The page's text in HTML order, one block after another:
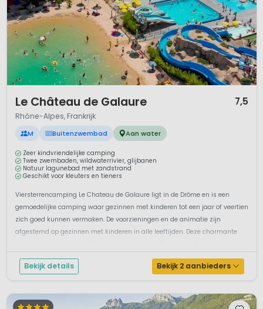
Le Château de Galaure 7,5
Rhône-Alpes, Frankrijk
M Buitenzwembad Aan water
Zeer kindvriendelijke camping
Twee zwembaden, wildwaterrivier, glijbanen
Natuur lagunebad met zandstrand
Geschikt voor kleuters en tieners
Viersterrencamping Le Chateau de Galaure ligt in de Drôme en is een
gemoedelijke camping waar gezinnen met kinderen tot een jaar of veertien
zich goed kunnen vermaken. De voorzieningen en de animatie zijn
afgestemd op gezinnen met kinderen in alle leeftijden. Deze charmante
Bekijk details Bekijk 2 aanbieders